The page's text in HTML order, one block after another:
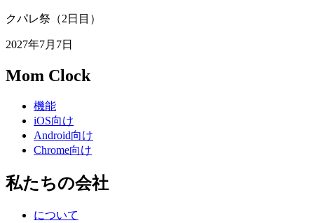
クパレ祭（2日目）
2027年7月7日
Mom Clock
機能
iOS向け
Android向け
Chrome向け
私たちの会社
について